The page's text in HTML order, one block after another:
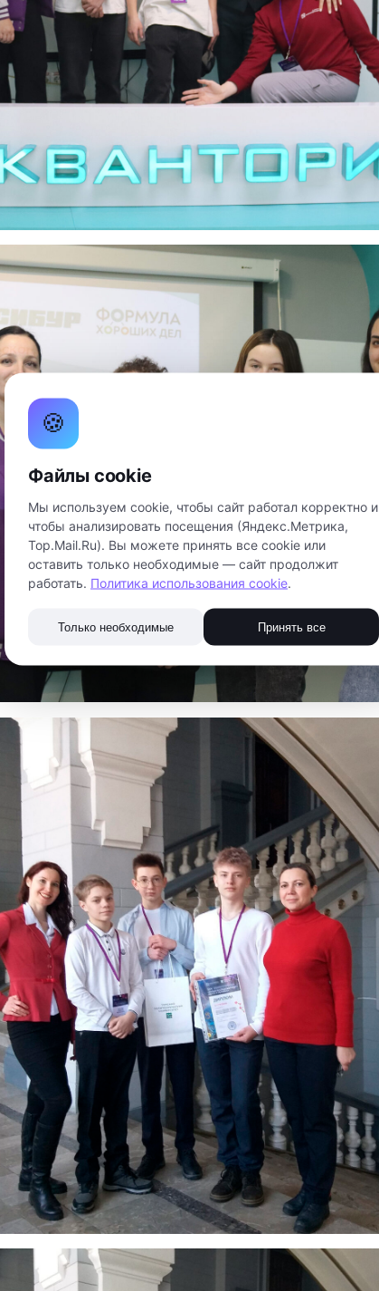
🍪
Файлы cookie
Мы используем cookie, чтобы сайт работал корректно и
чтобы анализировать посещения (Яндекс.Метрика,
Top.Mail.Ru). Вы можете принять все cookie или
оставить только необходимые — сайт продолжит
работать. Политика использования cookie
Только необходимые Принять все